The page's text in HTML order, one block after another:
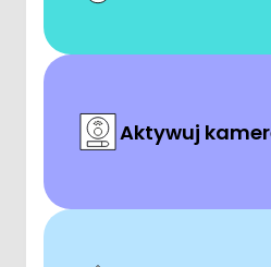
Aktywuj